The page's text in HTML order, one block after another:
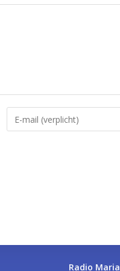
Radio Maria